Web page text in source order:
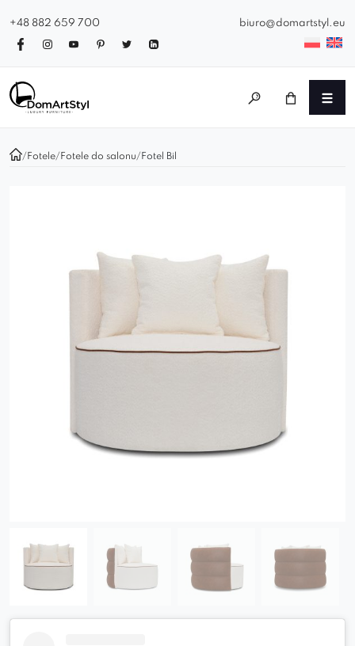
+48 882 659 700 biuro@domartstyl.eu
/ Fotele/ Fotele do salonu/ Fotel Bil